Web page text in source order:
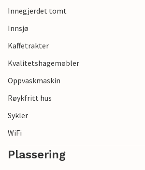
Innegjerdet tomt
Innsjø
Kaffetrakter
Kvalitetshagemøbler
Oppvaskmaskin
Røykfritt hus
Sykler
WiFi
Plassering